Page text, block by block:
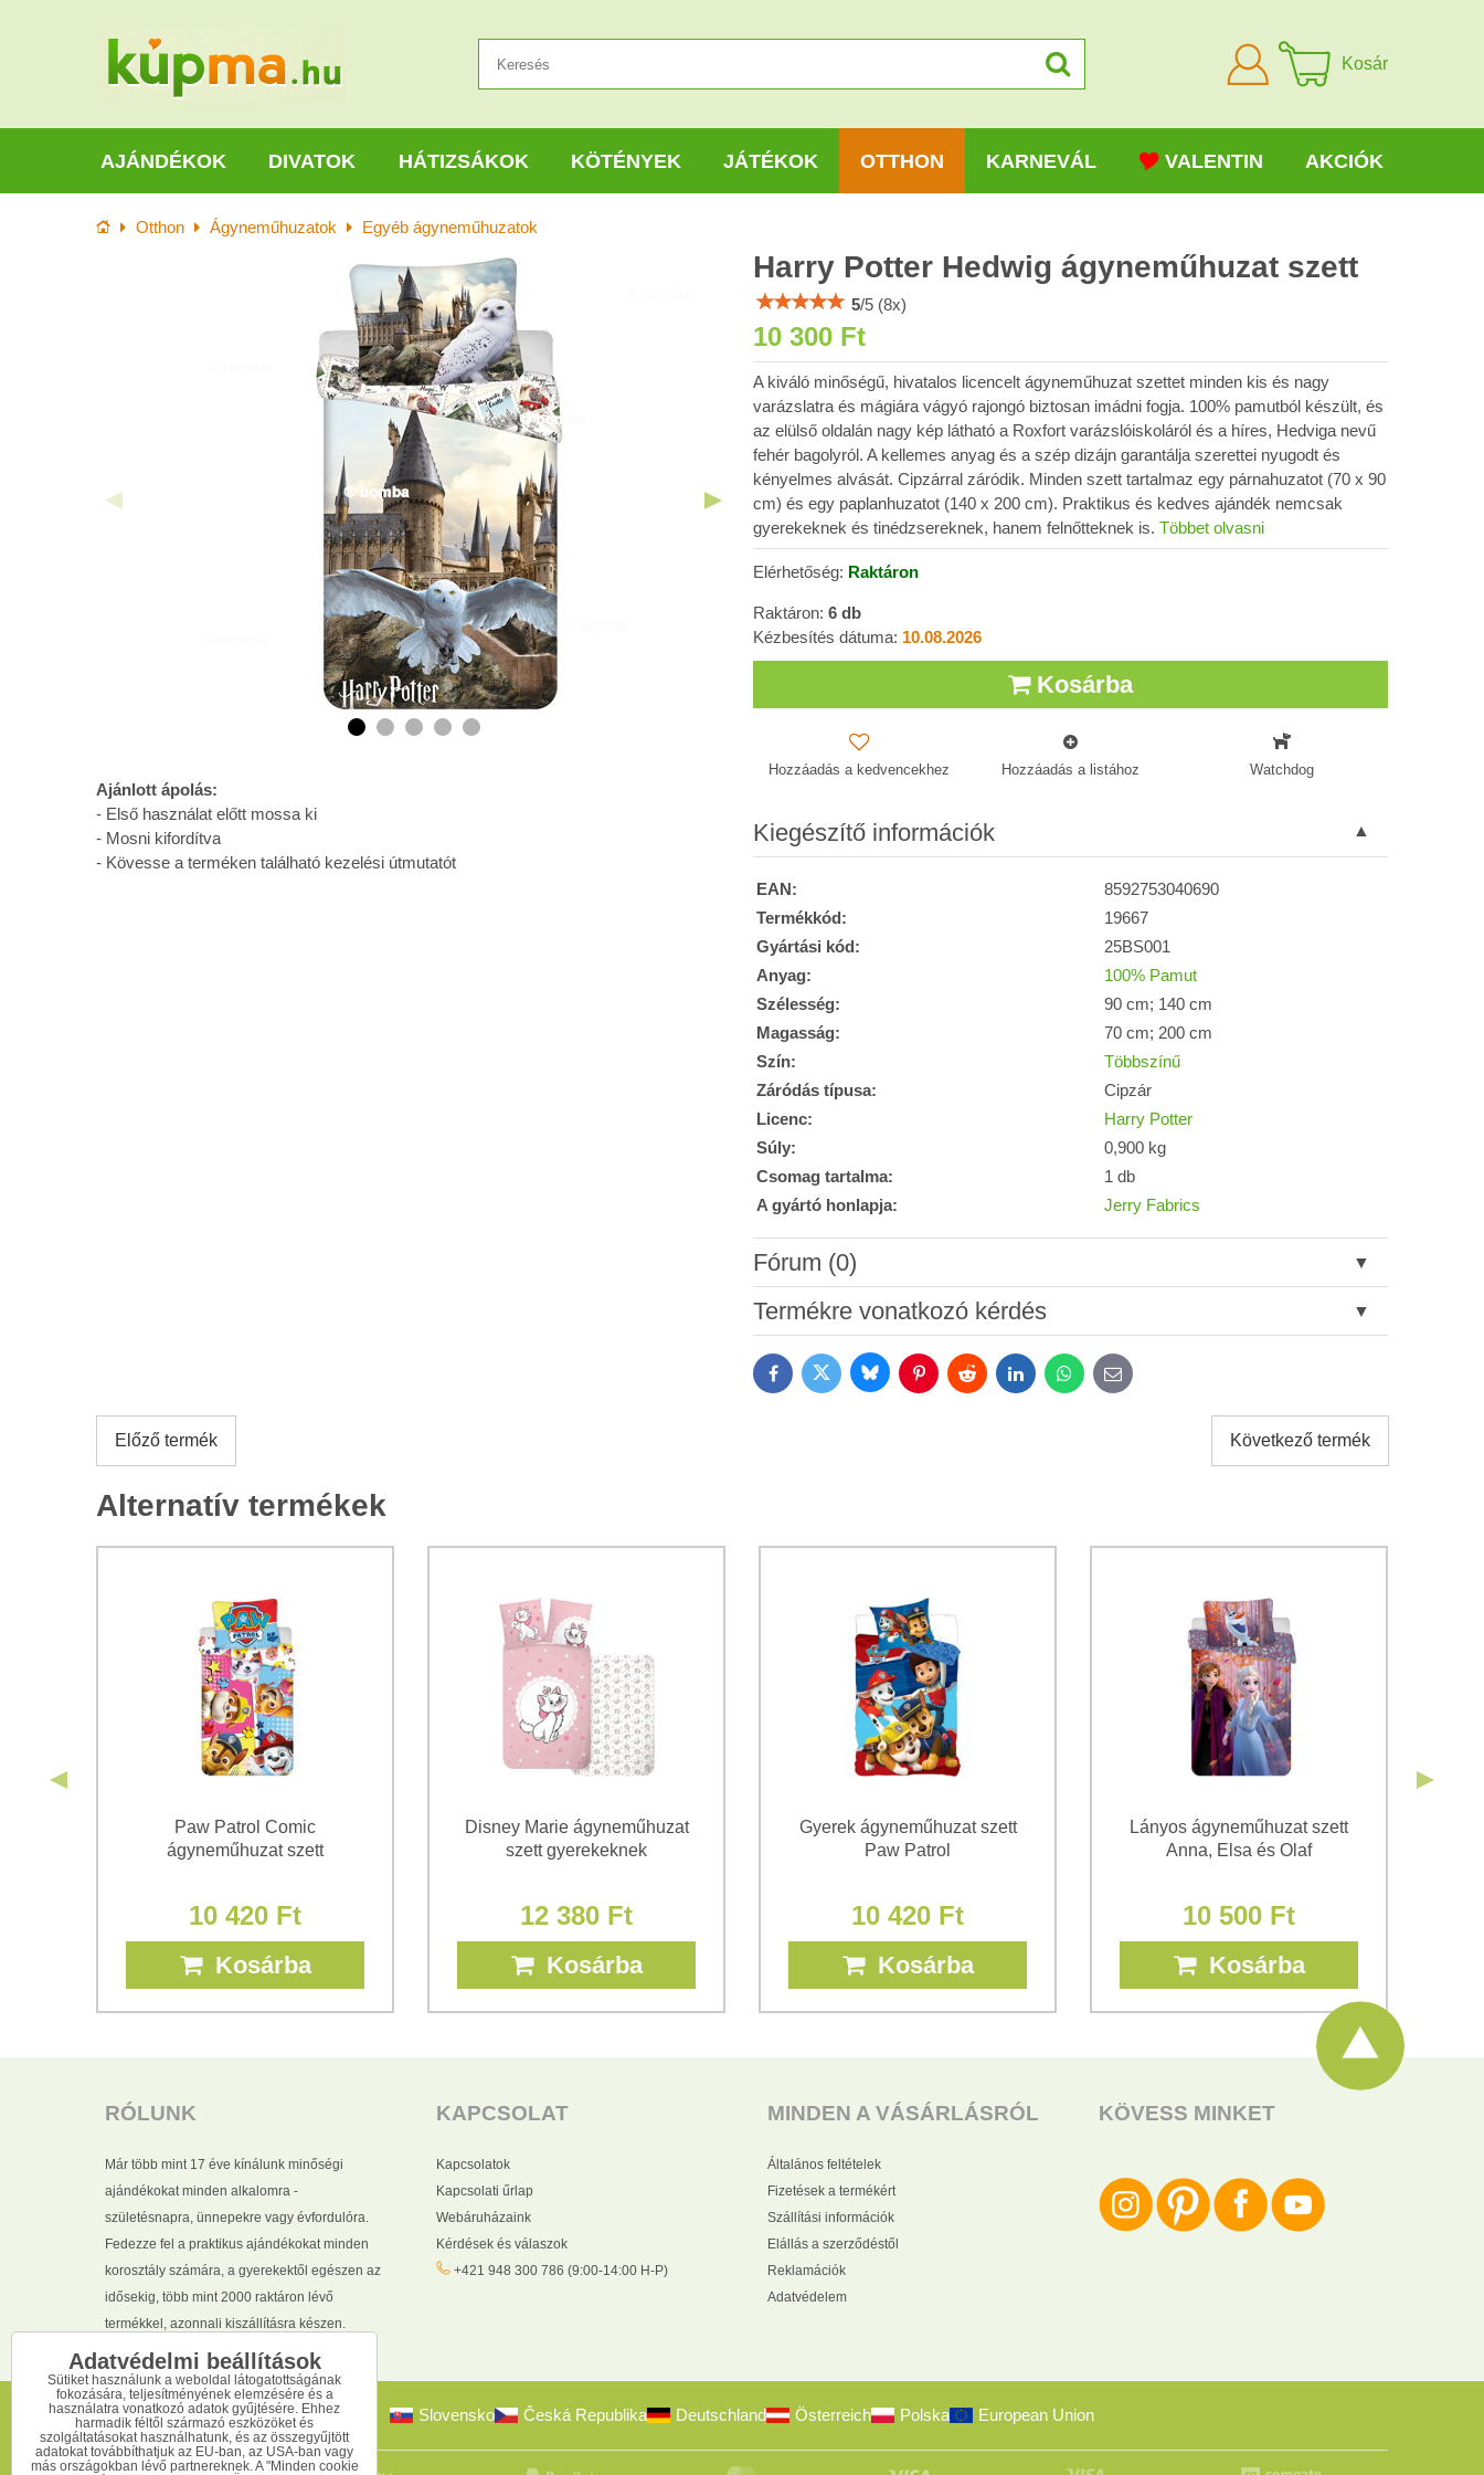
Bejelentkezni
Kosár
AJÁNDÉKOK DIVATOK HÁTIZSÁKOK KÖTÉNYEK JÁTÉKOK OTTHON KARNEVÁL VALENTIN AKCIÓK
KezdőlapOtthon Ágyneműhuzatok Egyéb ágyneműhuzatok
Ajánlott ápolás:
- Első használat előtt mossa ki
- Mosni kifordítva
- Kövesse a terméken található kezelési útmutatót
Harry Potter Hedwig ágyneműhuzat szett
5/5 (8x)
10 300 Ft
A kiváló minőségű, hivatalos licencelt ágyneműhuzat szettet minden kis és nagy
varázslatra és mágiára vágyó rajongó biztosan imádni fogja. 100% pamutból készült, és
az elülső oldalán nagy kép látható a Roxfort varázslóiskoláról és a híres, Hedviga nevű
fehér bagolyról. A kellemes anyag és a szép dizájn garantálja szerettei nyugodt és
kényelmes alvását. Cipzárral záródik. Minden szett tartalmaz egy párnahuzatot (70 x 90
cm) és egy paplanhuzatot (140 x 200 cm). Praktikus és kedves ajándék nemcsak
gyerekeknek és tinédzsereknek, hanem felnőtteknek is. Többet olvasni
Elérhetőség: Raktáron
Raktáron: 6 db
Kézbesítés dátuma: 10.08.2026
Kosárba
Hozzáadás a kedvencekhez Hozzáadás a listához Watchdog
Kiegészítő információk
EAN:
8592753040690
Termékkód:
19667
Gyártási kód:
25BS001
Anyag:
100% Pamut
Szélesség:
90 cm; 140 cm
Magasság:
70 cm; 200 cm
Szín:
Többszínű
Záródás típusa:
Cipzár
Licenc:
Harry Potter
Súly:
0,900 kg
Csomag tartalma:
1 db
A gyártó honlapja:
Jerry Fabrics
Fórum (0)
Új hozzászólás
Megismertem a Bomba s.r.o.Adatvédelem feltételeit.*
Termékre vonatkozó kérdés
FacebookTwitter BlueskyPinterestReddit LinkedInWhatsApp
E-
mail
Előző termék Következő termék
Alternatív termékek
Paw Patrol Comic
ágyneműhuzat szett
10 420 Ft
Kosárba
Disney Marie ágyneműhuzat
szett gyerekeknek
12 380 Ft
Kosárba
Gyerek ágyneműhuzat szett
Paw Patrol
10 420 Ft
Kosárba
Lányos ágyneműhuzat szett
Anna, Elsa és Olaf
10 500 Ft
Kosárba
RÓLUNK
Már több mint 17 éve kínálunk minőségi
ajándékokat minden alkalomra -
születésnapra, ünnepekre vagy évfordulóra.
Fedezze fel a praktikus ajándékokat minden
korosztály számára, a gyerekektől egészen az
idősekig, több mint 2000 raktáron lévő
termékkel, azonnali kiszállításra készen.
KAPCSOLAT
Kapcsolatok
Kapcsolati űrlap
Webáruházaink
Kérdések és válaszok
+421 948 300 786 (9:00-14:00 H-P)
MINDEN A VÁSÁRLÁSRÓL
Általános feltételek
Fizetések a termékért
Szállítási információk
Elállás a szerződéstől
Reklamációk
Adatvédelem
KÖVESS MINKET
Slovensko Česká Republika Deutschland Österreich Polska European Union
Adatvédelmi beállítások
Sütiket használunk a weboldal látogatottságának
fokozására, teljesítményének elemzésére és a
használatra vonatkozó adatok gyűjtésére. Ehhez
harmadik féltől származó eszközöket és
szolgáltatásokat használhatunk, és az összegyűjtött
adatokat továbbíthatjuk az EU-ban, az USA-ban vagy
más országokban lévő partnereknek. A "Minden cookie